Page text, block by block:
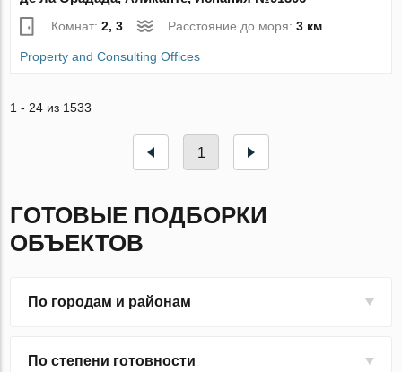
Комнат:2, 3 Расстояние до моря:3 км
Property and Consulting Offices
1 - 24 из 1533
1
ГОТОВЫЕ ПОДБОРКИ
ОБЪЕКТОВ
По городам и районам
По степени готовности